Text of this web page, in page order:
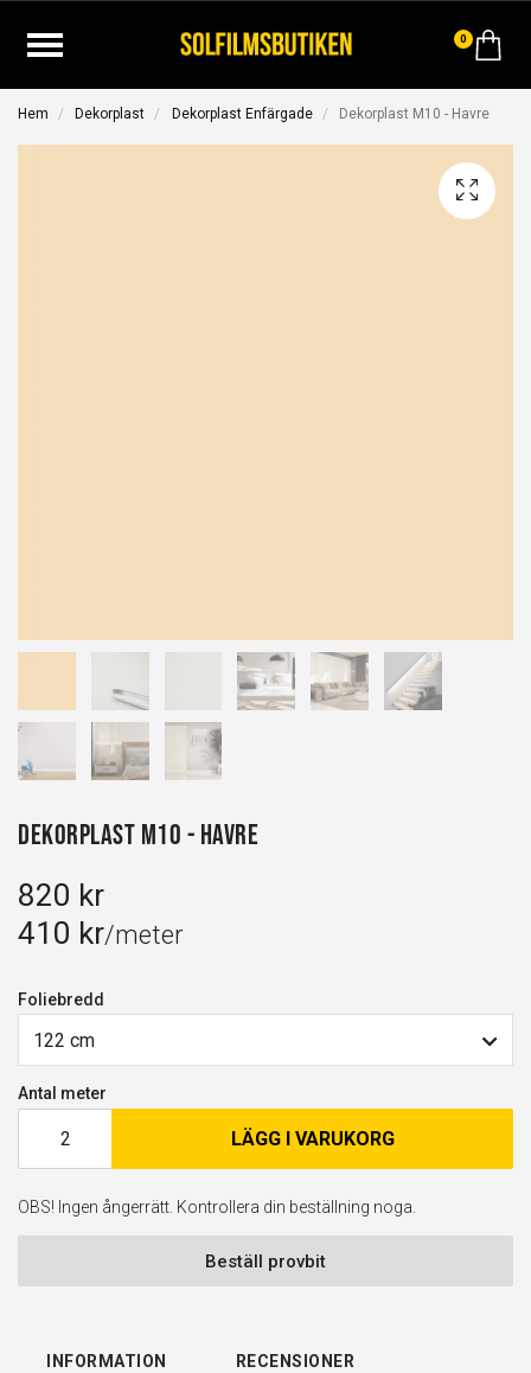
0
Hem Dekorplast Dekorplast Enfärgade Dekorplast M10 - Havre
Dekorplast M10 - Havre
820 kr
410 kr/meter
Foliebredd
122 cm
Antal meter
LÄGG I VARUKORG
OBS! Ingen ångerrätt. Kontrollera din beställning noga.
Beställ provbit
INFORMATION RECENSIONER